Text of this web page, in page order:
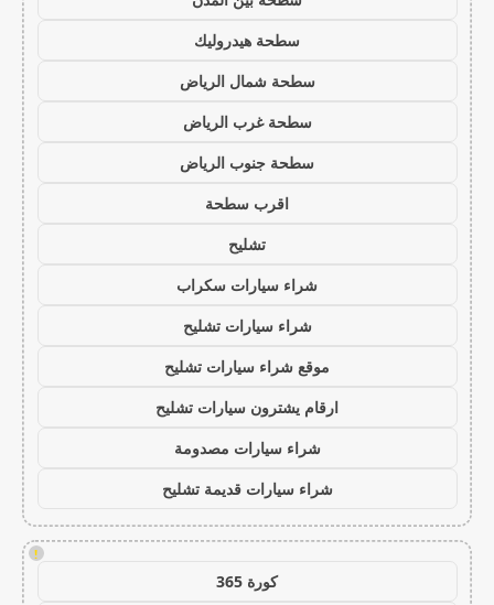
سطحة هيدروليك
سطحة شمال الرياض
سطحة غرب الرياض
سطحة جنوب الرياض
اقرب سطحة
تشليح
شراء سيارات سكراب
شراء سيارات تشليح
موقع شراء سيارات تشليح
ارقام يشترون سيارات تشليح
شراء سيارات مصدومة
شراء سيارات قديمة تشليح
!
كورة 365